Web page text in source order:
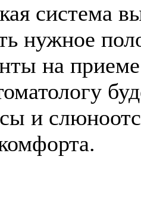
система
нужное
на
и